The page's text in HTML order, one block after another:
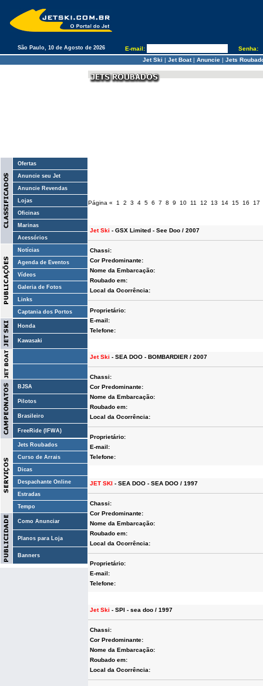
São Paulo, 10 de Agosto de 2026 E-mail:
Senha:
Jet Ski | Jet Boat| Anuncie| Jets
Ofertas
Anuncie seu Jet
Anuncie Revendas
Lojas
Oficinas
Marinas
Acessórios
Notícias
Agenda de Eventos
Vídeos
Galeria de Fotos
Links
Captania dos Portos
Honda
Kawasaki
BJSA
Pilotos
Brasileiro
FreeRide (IFWA)
Jets Roubados
Curso de Arrais
Dicas
Despachante Online
Estradas
Tempo
Como Anunciar
Planos para Loja
Banners
Página « 1 2 3 4 5 6 7 8 9 10 11 12 13 14 15 16 17
Jet Ski - GSX Limited - See Doo / 2007
Chassi:
Cor Predominante:
Nome da Embarcação:
Roubado em:
Local da Ocorrência:
Proprietário:
E-mail:
Telefone:
Jet Ski - SEA DOO - BOMBARDIER / 2007
Chassi:
Cor Predominante:
Nome da Embarcação:
Roubado em:
Local da Ocorrência:
Proprietário:
E-mail:
Telefone:
JET SKI - SEA DOO - SEA DOO / 1997
Chassi:
Cor Predominante:
Nome da Embarcação:
Roubado em:
Local da Ocorrência:
Proprietário:
E-mail:
Telefone:
Jet Ski - SPI - sea doo / 1997
Chassi:
Cor Predominante:
Nome da Embarcação:
Roubado em:
Local da Ocorrência: